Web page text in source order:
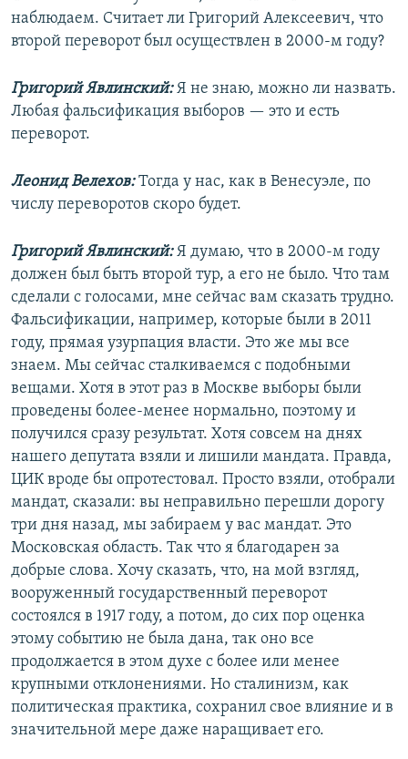
наблюдаем. Считает ли Григорий Алексеевич, что
второй переворот был осуществлен в 2000-м году?
Григорий Явлинский:Я не знаю, можно ли назвать.
Любая фальсификация выборов — это и есть
переворот.
Леонид Велехов:Тогда у нас, как в Венесуэле, по
числу переворотов скоро будет.
Григорий Явлинский:Я думаю, что в 2000-м году
должен был быть второй тур, а его не было. Что там
сделали с голосами, мне сейчас вам сказать трудно.
Фальсификации, например, которые были в 2011
году, прямая узурпация власти. Это же мы все
знаем. Мы сейчас сталкиваемся с подобными
вещами. Хотя в этот раз в Москве выборы были
проведены более-менее нормально, поэтому и
получился сразу результат. Хотя совсем на днях
нашего депутата взяли и лишили мандата. Правда,
ЦИК вроде бы опротестовал. Просто взяли, отобрали
мандат, сказали: вы неправильно перешли дорогу
три дня назад, мы забираем у вас мандат. Это
Московская область. Так что я благодарен за
добрые слова. Хочу сказать, что, на мой взгляд,
вооруженный государственный переворот
состоялся в 1917 году, а потом, до сих пор оценка
этому событию не была дана, так оно все
продолжается в этом духе с более или менее
крупными отклонениями. Но сталинизм, как
политическая практика, сохранил свое влияние и в
значительной мере даже наращивает его.